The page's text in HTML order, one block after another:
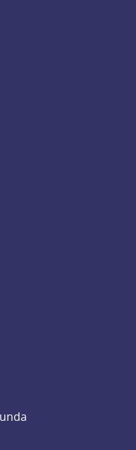
webbplats, öppnas